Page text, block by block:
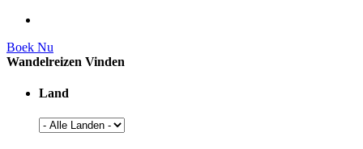
Boek Nu
Wandelreizen Vinden
Land